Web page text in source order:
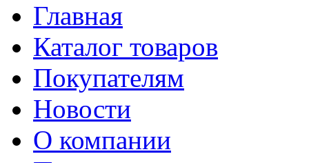
Главная
Каталог товаров
Покупателям
Новости
О компании